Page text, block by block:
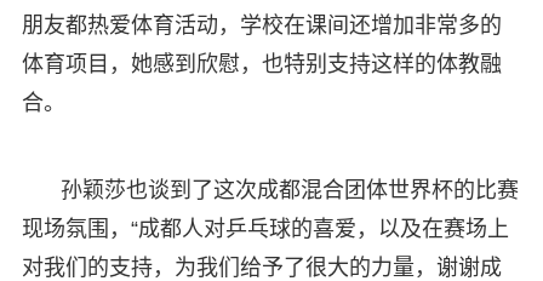
朋友都热爱体育活动，学校在课间还增加非常多的
体育项目，她感到欣慰，也特别支持这样的体教融
合。
孙颖莎也谈到了这次成都混合团体世界杯的比赛
现场氛围，“成都人对乒乓球的喜爱，以及在赛场上
对我们的支持，为我们给予了很大的力量，谢谢成